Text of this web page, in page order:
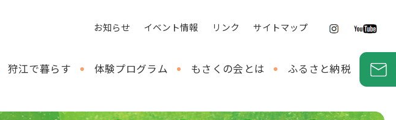
お知らせ イベント情報 リンク サイトマップ
狩江で暮らす 体験プログラム もさくの会とは ふるさと納税